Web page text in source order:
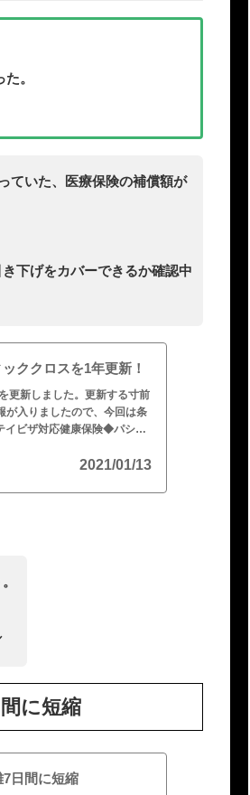
。
ていた、医療保険の補償額が
下げをカバーできるか確認中
ククロスを1年更新！
更新しました。更新する寸前
が入りましたので、今回は条
イビザ対応健康保険◆パシフ
2021/01/13
に短縮
日間に短縮